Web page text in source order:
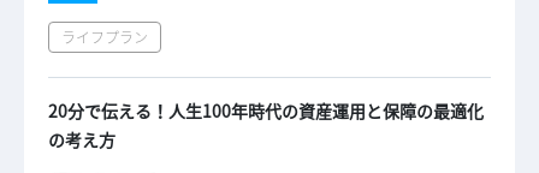
ライフプラン
20分で伝える！人生100年時代の資産運用と保障の最適化
の考え方